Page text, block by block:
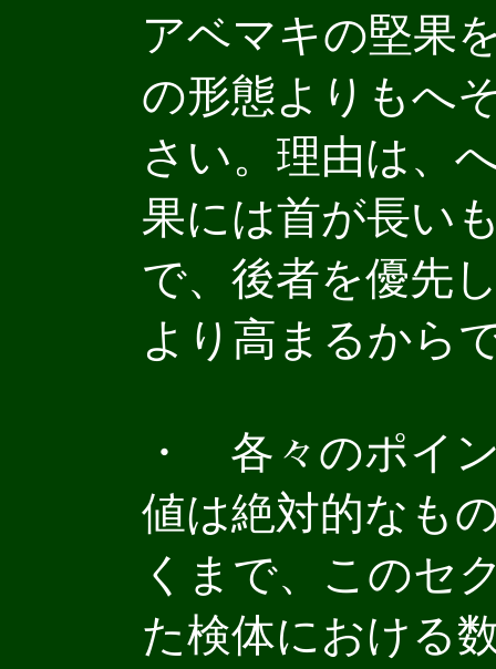
アベマキの堅果
の形態よりもへ
さい。理由は、
果には首が長い
で、後者を優先
より高まるから
・ 各々のポイ
値は絶対的なも
くまで、このセ
た検体における